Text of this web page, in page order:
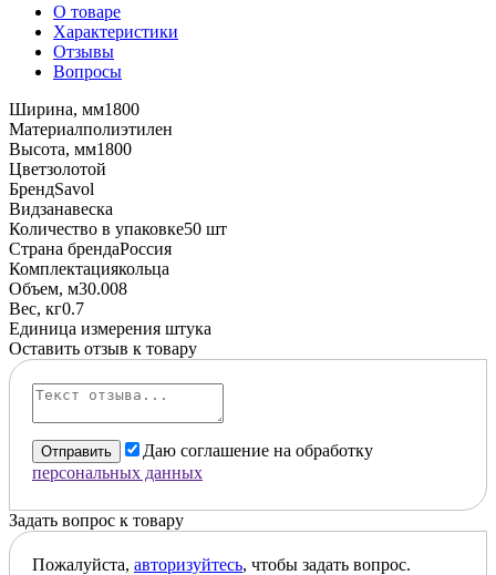
О товаре
Характеристики
Отзывы
Вопросы
Ширина, мм1800
Материалполиэтилен
Высота, мм1800
Цветзолотой
БрендSavol
Видзанавеска
Количество в упаковке50 шт
Страна брендаРоссия
Комплектациякольца
Объем, м30.008
Вес, кг0.7
Единица измерения штука
Оставить отзыв к товару
Отправить
Даю соглашение на обработку
персональных данных
Задать вопрос к товару
Пожалуйста, авторизуйтесь, чтобы задать вопрос.